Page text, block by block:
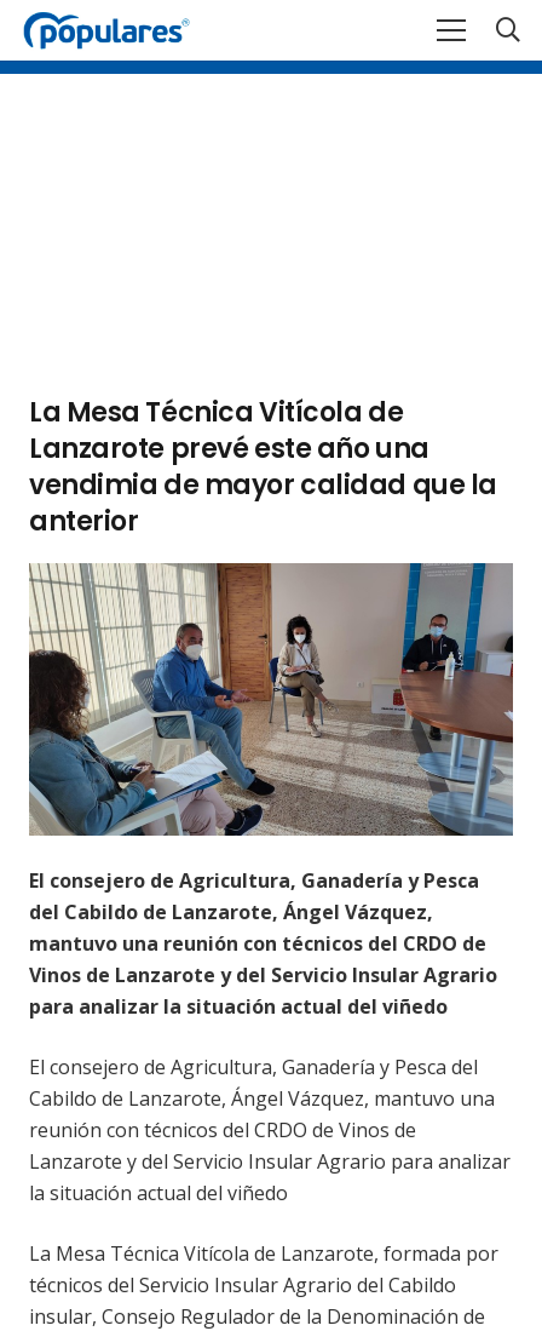
La Mesa Técnica Vitícola de
Lanzarote prevé este año una
vendimia de mayor calidad que la
anterior
El consejero de Agricultura, Ganadería y Pesca
del Cabildo de Lanzarote, Ángel Vázquez,
mantuvo una reunión con técnicos del CRDO de
Vinos de Lanzarote y del Servicio Insular Agrario
para analizar la situación actual del viñedo
El consejero de Agricultura, Ganadería y Pesca del
Cabildo de Lanzarote, Ángel Vázquez, mantuvo una
reunión con técnicos del CRDO de Vinos de
Lanzarote y del Servicio Insular Agrario para analizar
la situación actual del viñedo
La Mesa Técnica Vitícola de Lanzarote, formada por
técnicos del Servicio Insular Agrario del Cabildo
insular, Consejo Regulador de la Denominación de